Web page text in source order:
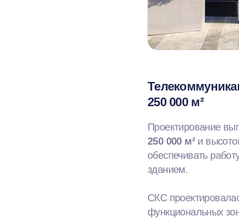
250 000 м²
Проектирование
250 000 м²и
обеспечивать
зданием.
СКС
функциональных